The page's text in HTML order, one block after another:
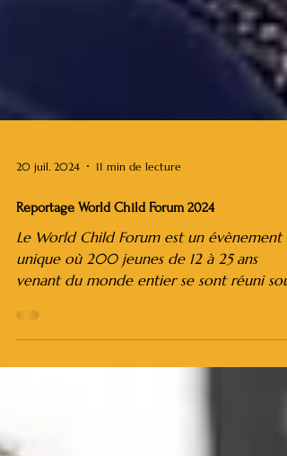
20 juil. 2024 11 min de lecture
Reportage World Child Forum 2024
Le World Child Forum est un évènement
unique où 200 jeunes de 12 à 25 ans
venant du monde entier se sont réuni sous